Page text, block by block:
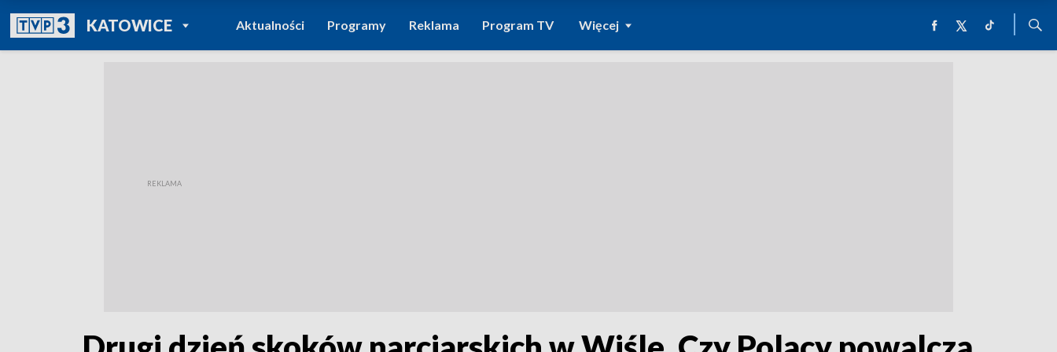
KATOWICEPOWRÓT DO
TVP REGIONY
Aktualności Programy Reklama Program TV Więcej